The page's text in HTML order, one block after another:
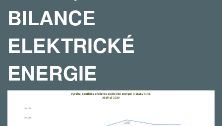
BILANCE
ELEKTRICKÉ
ENERGIE